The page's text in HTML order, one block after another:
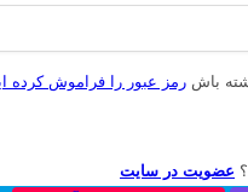
باش رمز عبور را فراموش کرده
عضویت در سایت